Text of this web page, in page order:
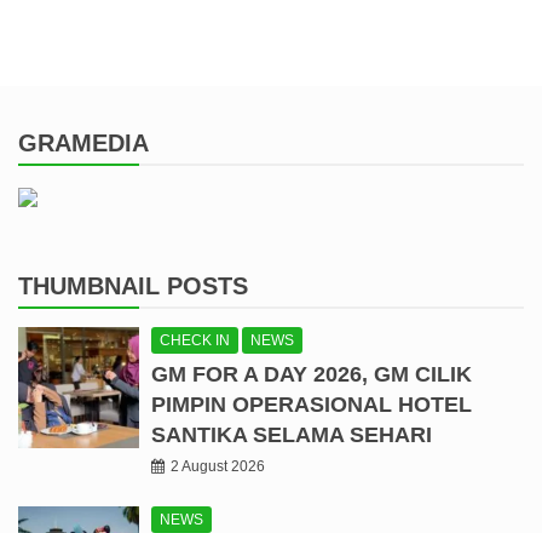
GRAMEDIA
THUMBNAIL POSTS
CHECK IN NEWS
GM FOR A DAY 2026, GM CILIK
PIMPIN OPERASIONAL HOTEL
SANTIKA SELAMA SEHARI
2 August 2026
NEWS